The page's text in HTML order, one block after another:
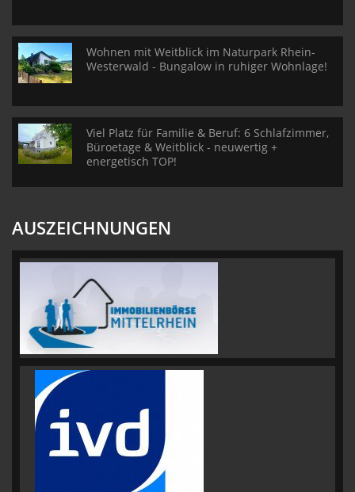
Wohnen mit Weitblick im Naturpark Rhein-
Westerwald - Bungalow in ruhiger Wohnlage!
Viel Platz für Familie & Beruf: 6 Schlafzimmer,
Büroetage & Weitblick - neuwertig +
energetisch TOP!
AUSZEICHNUNGEN